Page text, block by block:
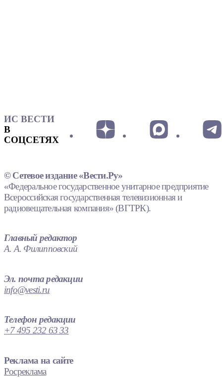
ИС ВЕСТИ
В
СОЦСЕТЯХ
© Сетевое издание «Вести.Ру»
«Федеральное государственное унитарное предприятие
Всероссийская государственная телевизионная и
радиовещательная компания» (ВГТРК).
Главный редактор
А. А. Филипповский
Эл. почта редакции
info@vesti.ru
Телефон редакции
+7 495 232 63 33
Реклама на сайте
Росреклама